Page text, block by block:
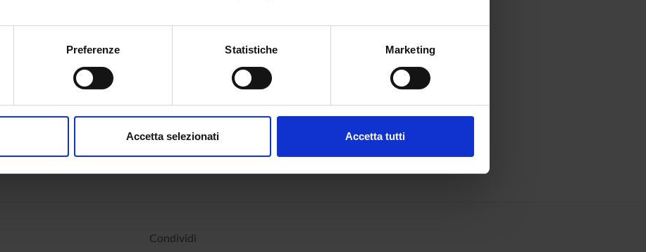
anche:
sulla tua posizione geografica, con un'approssimazione di qualche metro,
in qualsiasi momento dalla Dichiarazione sui cookie.
Preferenze Statistiche Marketing
Accetta selezionati Accetta tutti
Condividi